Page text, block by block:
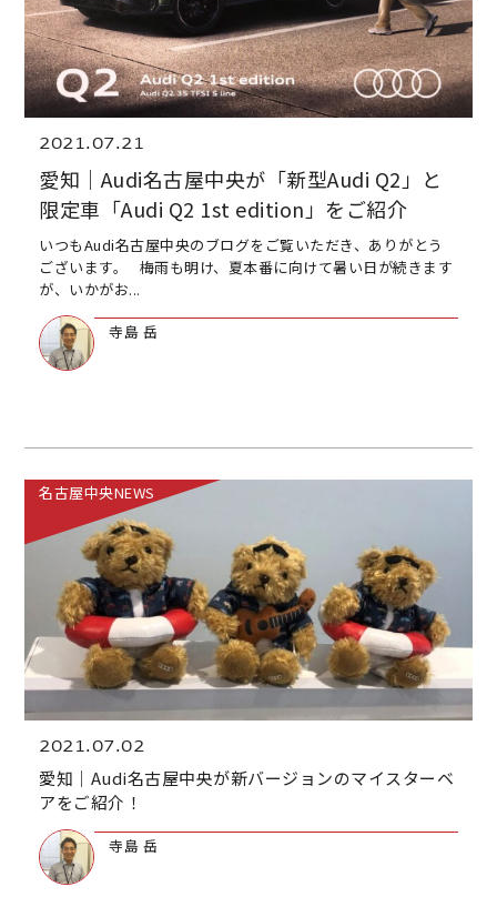
2021.07.21
愛知｜Audi名古屋中央が「新型Audi Q2」と
限定車「Audi Q2 1st edition」をご紹介
いつもAudi名古屋中央のブログをご覧いただき、ありがとう
ございます。 梅雨も明け、夏本番に向けて暑い日が続きます
が、いかがお...
寺島 岳
名古屋中央NEWS
2021.07.02
愛知｜Audi名古屋中央が新バージョンのマイスターベ
アをご紹介！
寺島 岳